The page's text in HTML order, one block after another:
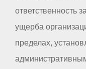
ответственность
ущерба
пределах,